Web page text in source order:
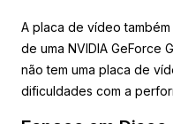
A placa de vídeo
de uma NVIDIA GeForce
não tem uma placa de
dificuldades com a